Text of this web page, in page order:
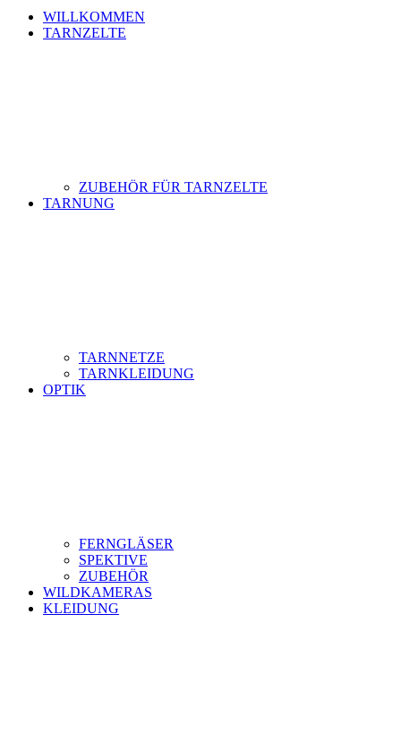
WILLKOMMEN
TARNZELTE
ZUBEHÖR FÜR TARNZELTE
TARNUNG
TARNNETZE
TARNKLEIDUNG
OPTIK
FERNGLÄSER
SPEKTIVE
ZUBEHÖR
WILDKAMERAS
KLEIDUNG